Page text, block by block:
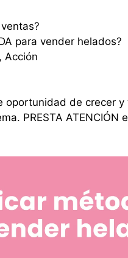
para vender helados?
Acción
oportunidad de crecer
PRESTA ATENCIÓN